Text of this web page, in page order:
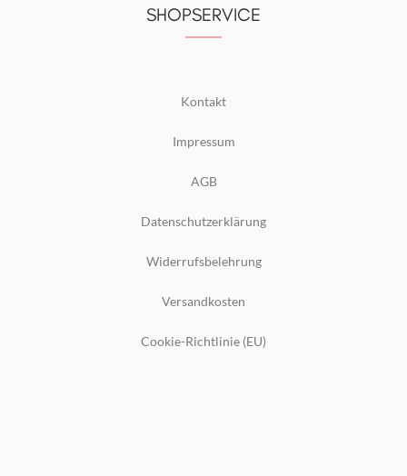
SHOPSERVICE
Kontakt
Impressum
AGB
Datenschutzerklärung
Widerrufsbelehrung
Versandkosten
Cookie-Richtlinie (EU)